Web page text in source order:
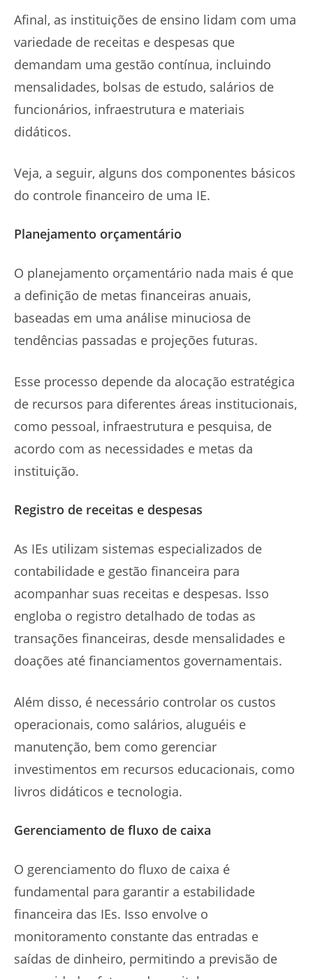
Afinal, as instituições de ensino lidam com uma
variedade de receitas e despesas que
demandam uma gestão contínua, incluindo
mensalidades, bolsas de estudo, salários de
funcionários, infraestrutura e materiais
didáticos.
Veja, a seguir, alguns dos componentes básicos
do controle financeiro de uma IE.
Planejamento orçamentário
O planejamento orçamentário nada mais é que
a definição de metas financeiras anuais,
baseadas em uma análise minuciosa de
tendências passadas e projeções futuras.
Esse processo depende da alocação estratégica
de recursos para diferentes áreas institucionais,
como pessoal, infraestrutura e pesquisa, de
acordo com as necessidades e metas da
instituição.
Registro de receitas e despesas
As IEs utilizam sistemas especializados de
contabilidade e gestão financeira para
acompanhar suas receitas e despesas. Isso
engloba o registro detalhado de todas as
transações financeiras, desde mensalidades e
doações até financiamentos governamentais.
Além disso, é necessário controlar os custos
operacionais, como salários, aluguéis e
manutenção, bem como gerenciar
investimentos em recursos educacionais, como
livros didáticos e tecnologia.
Gerenciamento de fluxo de caixa
O gerenciamento do fluxo de caixa é
fundamental para garantir a estabilidade
financeira das IEs. Isso envolve o
monitoramento constante das entradas e
saídas de dinheiro, permitindo a previsão de